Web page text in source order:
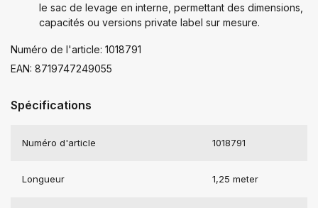
le sac de levage en interne, permettant des dimensions,
capacités ou versions private label sur mesure.
Numéro de l'article: 1018791
EAN: 8719747249055
Spécifications
Numéro d'article 1018791
Longueur 1,25 meter